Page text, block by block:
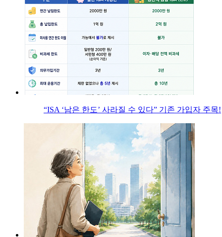
“ISA ‘남은 한도’ 사라질 수 있다” 기존 가입자 주목!